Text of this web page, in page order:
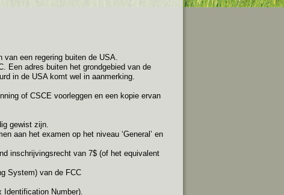
een regering buiten de USA.
Een adres buiten het grondgebied van de
in de USA komt wel in aanmerking.
of CSCE voorleggen en een kopie ervan
gewist zijn.
aan het examen op het niveau ‘General’ en
inschrijvingsrecht van 7$ (of het equivalent
System) van de FCC
Identification Number).